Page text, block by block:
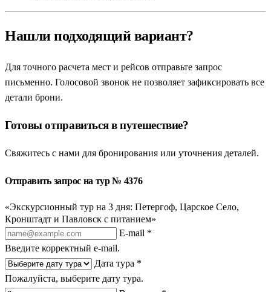
Нашли подходящий вариант?
Для точного расчета мест и рейсов отправьте запрос
письменно. Голосовой звонок не позволяет зафиксировать все
детали брони.
Готовы отправиться в путешествие?
Свяжитесь с нами для бронирования или уточнения деталей.
Отправить запрос на тур № 4376
«Экскурсионный тур на 3 дня: Петергоф, Царское Село,
Кронштадт и Павловск с питанием»
E-mail *
Введите корректный e-mail.
Дата тура *
Пожалуйста, выберите дату тура.